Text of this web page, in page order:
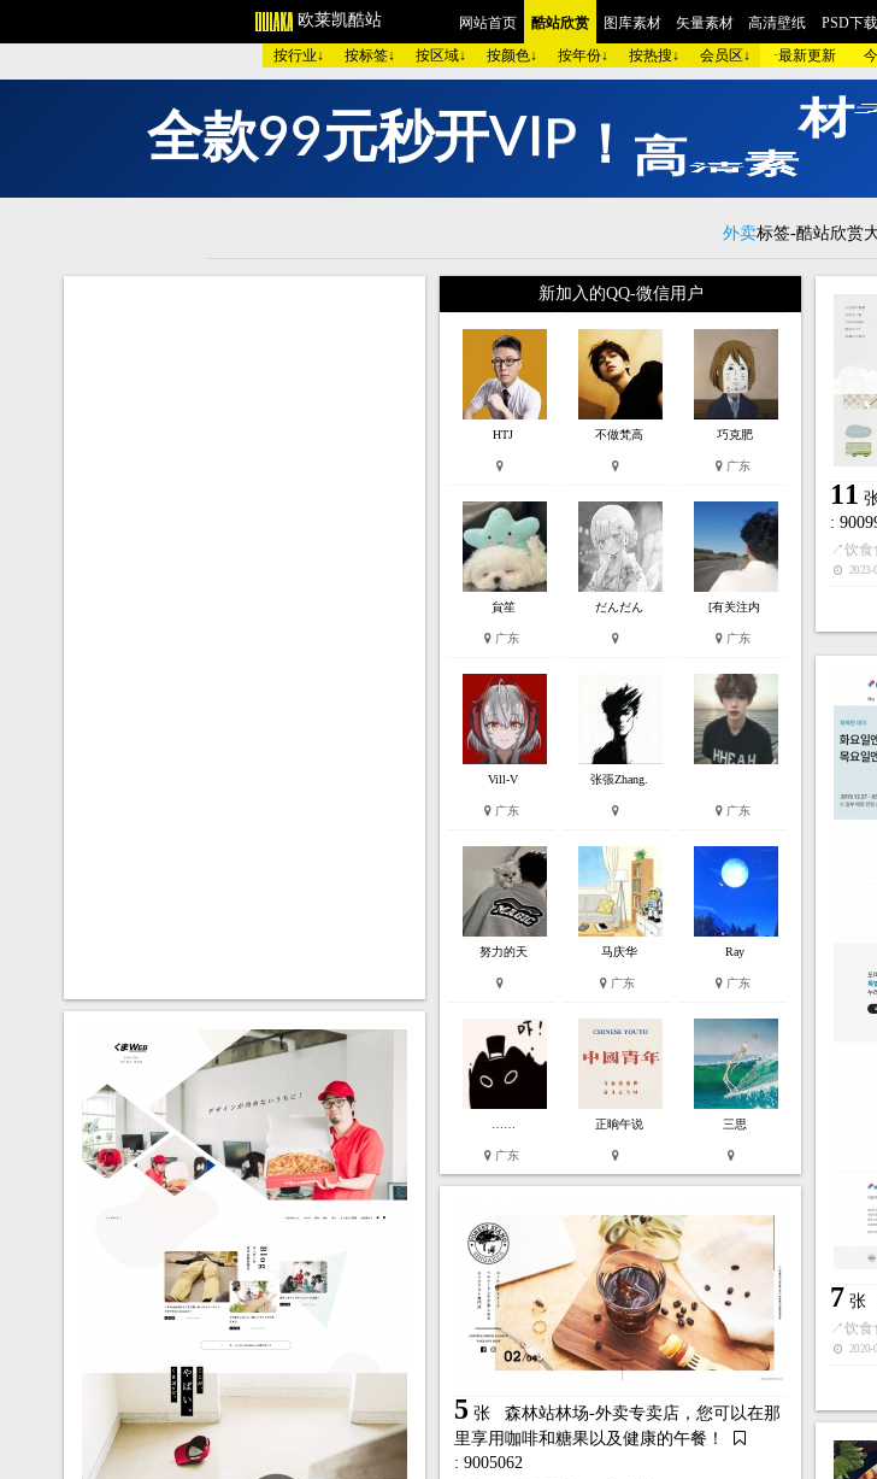
欧莱凯酷站 网站首页 酷站欣赏 图库素材 矢量素材 高清壁纸 PSD下载
按行业↓
按标签↓ 按区域↓ 按颜色↓ 按年份↓ 按热搜↓ 会员区↓ ·最新更新
图 库： 欧美酷图 平面设计 艺术摄影 包装设计 时装展示 酷站截图
颜 色 >> 黑色酷站 白色酷站 红色酷站 蓝色酷站 紫色酷站 黄色酷站
艺术设计 医疗健康
家用电器 数码相机 珠宝首饰 女性用品
红色模板 蓝色模板 黄色模板 灰色模板
服务团队 网站建设 欧莱凯APP端下载 微信小程序/APP开发
全款99元秒开V P ！ 高 素材
外卖标签-酷站欣赏
新加入的QQ-微信用户
HTJ 不做梵高 巧克肥
广东
貟笙
广东
だんだん [有关注内
广东
Vill-V
广东
张張Zhang.
广东
努力的天 马庆华
广东
Ray
广东
广东
正晌午说 三思
11
:
↗饮食
2023-
7 张
↗饮食
2020-
5 张 森林站林场-外卖专卖店，您可以在那
里享用咖啡和糖果以及健康的午餐！
: 9005062